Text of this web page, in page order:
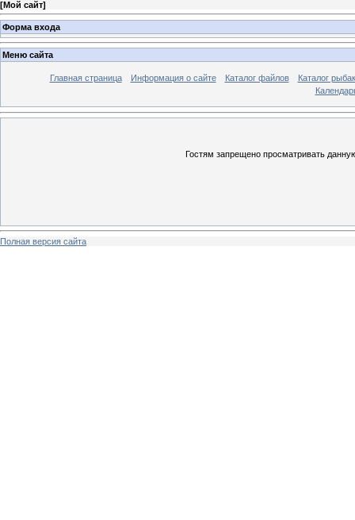
[Мой сайт]
Форма входа
Меню сайта
Главная страница Информация о сайте Каталог файлов
Каталог
Гостям запрещено просматривать
Полная версия сайта